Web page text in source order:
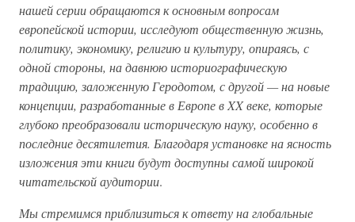
нашей серии обращаются к основным вопросам
европейской истории, исследуют общественную жизнь,
политику, экономику, религию и культуру, опираясь, с
одной стороны, на давнюю историографическую
традицию, заложенную Геродотом, с другой — на новые
концепции, разработанные в Европе в XX веке, которые
глубоко преобразовали историческую науку, особенно в
последние десятилетия. Благодаря установке на ясность
изложения эти книги будут доступны самой широкой
читательской аудитории.
Мы стремимся приблизиться к ответу на глобальные